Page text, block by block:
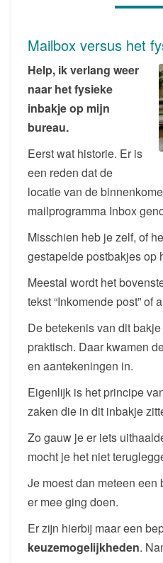
Mailbox versus het
Help, ik verlang weer
naar het fysieke
inbakje op mijn
bureau.
Eerst wat historie. Er is
een reden dat de
locatie van de
mailprogramma Inbox
Misschien heb je zelf, of
gestapelde postbakjes op
Meestal wordt het
tekst “Inkomende post” of
De betekenis van dit
praktisch. Daar kwamen
en aantekeningen in.
Eigenlijk is het principe
zaken die in dit inbakje
Zo gauw je er iets
mocht je het niet
Je moest dan meteen
er mee ging doen.
Er zijn hierbij maar een
keuzemogelijkheden.